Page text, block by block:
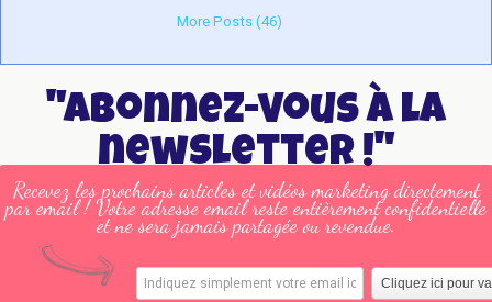
More Posts (46)
"Abonnez-vous à la
newsletter !"
Recevez les prochains articles et vidéos marketing directement
par email ! Votre adresse email reste entièrement confidentielle
et ne sera jamais partagée ou revendue.